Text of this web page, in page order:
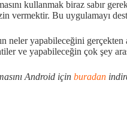
kullanmak biraz sabır
vermektir. Bu uygulamayı
neler yapabileceğini
ve yapabileceğin çok şey
Android için buradan